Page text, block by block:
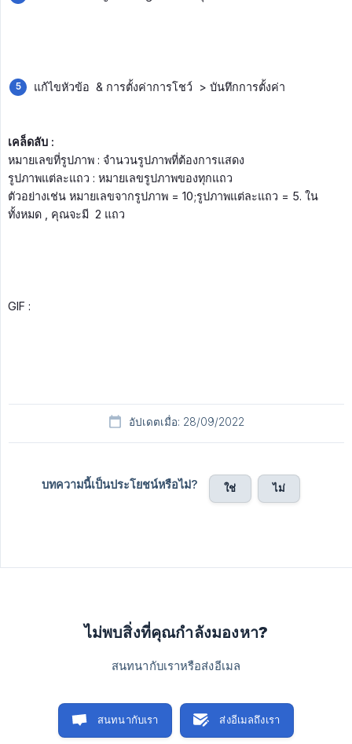
แก้ไขหัวข้อ & การตั้งค่าการโชว์ > บันทึกการตั้งค่า
เคล็ดลับ :
หมายเลขที่รูปภาพ : จำนวนรูปภาพที่ต้องการแสดง
รูปภาพแต่ละแถว : หมายเลขรูปภาพของทุกแถว
ตัวอย่างเช่น หมายเลขจากรูปภาพ = 10;รูปภาพแต่ละแถว = 5. ใน
ทั้งหมด , คุณจะมี 2 แถว
GIF :
อัปเดตเมื่อ: 28/09/2022
บทความนี้เป็นประโยชน์หรือไม่? ใช่ ไม่
ไม่พบสิ่งที่คุณกำลังมองหา?
สนทนากับเราหรือส่งอีเมล
สนทนากับเรา ส่งอีเมลถึงเรา